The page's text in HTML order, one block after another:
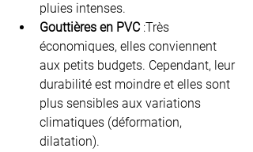
pluies intenses.
Gouttières en PVC :Très
économiques, elles conviennent
aux petits budgets. Cependant, leur
durabilité est moindre et elles sont
plus sensibles aux variations
climatiques (déformation,
dilatation).